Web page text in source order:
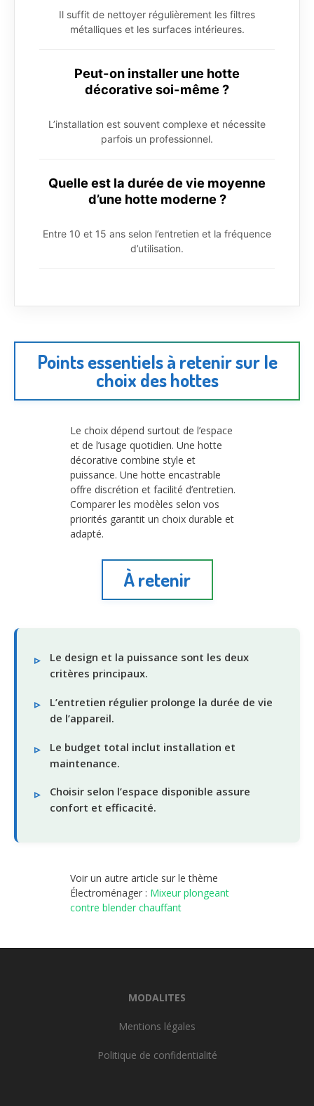
Il suffit de nettoyer régulièrement les filtres
métalliques et les surfaces intérieures.
Peut-on installer une hotte
décorative soi-même ?
L’installation est souvent complexe et nécessite
parfois un professionnel.
Quelle est la durée de vie moyenne
d’une hotte moderne ?
Entre 10 et 15 ans selon l’entretien et la fréquence
d’utilisation.
Points essentiels à retenir sur le
choix des hottes
Le choix dépend surtout de l’espace
et de l’usage quotidien. Une hotte
décorative combine style et
puissance. Une hotte encastrable
offre discrétion et facilité d’entretien.
Comparer les modèles selon vos
priorités garantit un choix durable et
adapté.
À retenir
Le design et la puissance sont les deux
critères principaux.
L’entretien régulier prolonge la durée de vie
de l’appareil.
Le budget total inclut installation et
maintenance.
Choisir selon l’espace disponible assure
confort et efficacité.
Voir un autre article sur le thème
Électroménager : Mixeur plongeant
contre blender chauffant
MODALITES
Mentions légales
Politique de confidentialité